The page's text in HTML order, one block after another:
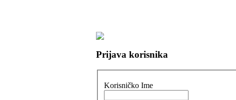
Prijava korisnika
Korisničko Ime